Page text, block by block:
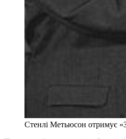
Стенлі Метьюсон отримує